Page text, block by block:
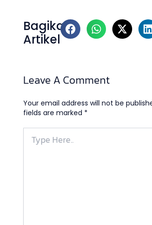
Bagikan
Artikel
Leave A Comment
Your email address will not be
fields are marked *
Type
Here..